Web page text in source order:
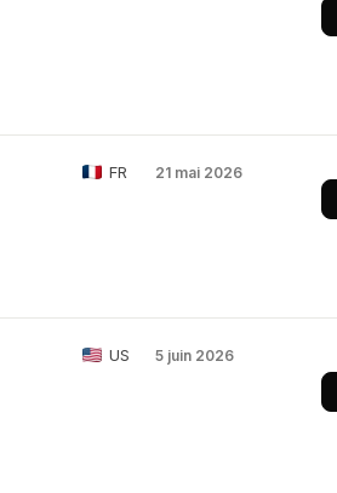
FR 21 mai 2026
US 5 juin 2026